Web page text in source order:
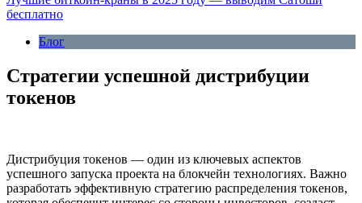
бесплатно
Блог
Стратегии успешной дистрибуции
токенов
Дистрибуция токенов — один из ключевых аспектов
успешного запуска проекта на блокчейн технологиях. Важно
разработать эффективную стратегию распределения токенов,